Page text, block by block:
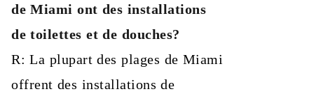
de Miami ont des installations
de toilettes et de douches?
R: La plupart des plages de Miami
offrent des installations de